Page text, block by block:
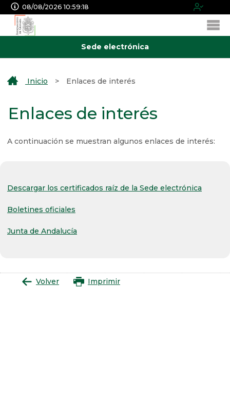
08/08/2026 10:59:19
Sede electrónica
Inicio > Enlaces de interés
Enlaces de interés
A continuación se muestran algunos enlaces de interés:
Descargar los certificados raíz de la Sede electrónica
Boletines oficiales
Junta de Andalucía
Volver Imprimir